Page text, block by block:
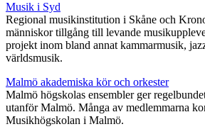
Musik i Syd
Regional musikinstitution i Skåne och
människor tillgång till levande
projekt inom bland annat kammarmusik,
världsmusik.
Malmö akademiska kör och orkester
Malmö högskolas ensembler ger
utanför Malmö. Många av medlemmarna
Musikhögskolan i Malmö.